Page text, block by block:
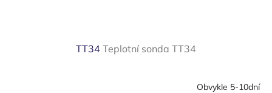
TT34 Teplotní sonda TT34
Obvykle 5-10dní